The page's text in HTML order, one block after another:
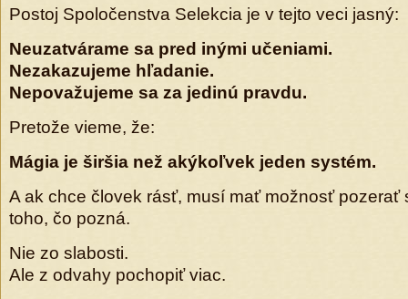
Postoj Spoločenstva Selekcia je v tejto veci jasný:
Neuzatvárame sa pred inými učeniami.
Nezakazujeme hľadanie.
Nepovažujeme sa za jedinú pravdu.
Pretože vieme, že:
Mágia je širšia než akýkoľvek jeden systém.
A ak chce človek rásť, musí mať možnosť pozerať
toho, čo pozná.
Nie zo slabosti.
Ale z odvahy pochopiť viac.